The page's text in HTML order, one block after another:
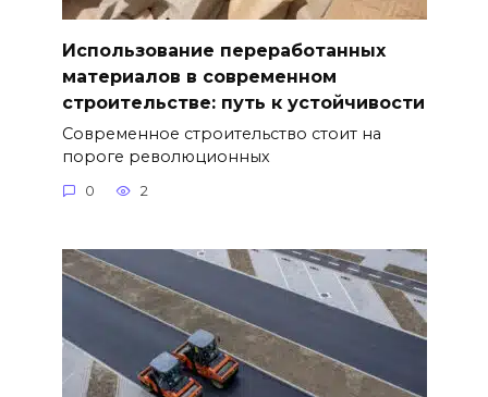
Использование переработанных
материалов в современном
строительстве: путь к устойчивости
Современное строительство стоит на
пороге революционных
0 2